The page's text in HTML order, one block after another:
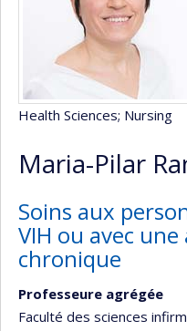
Health Sciences; Nursing
Maria-Pilar
Soins aux
VIH ou avec
chronique
Professeure agrégée
Faculté des sciences